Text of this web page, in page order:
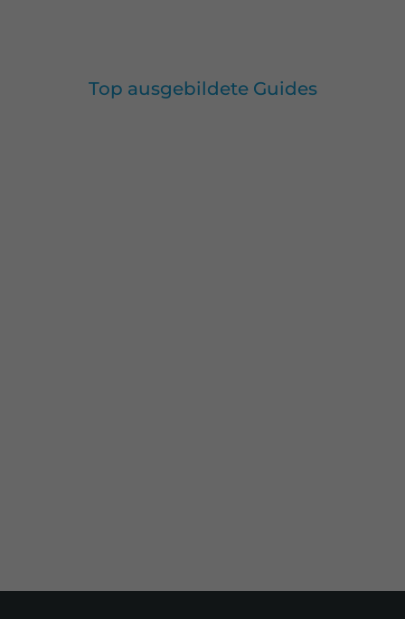
Top ausgebildete Guides